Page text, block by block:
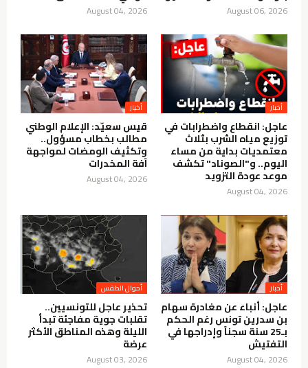
August 06, 2026
August 04, 2026
أخبار
عاجل: انقطاع واضطرابات في
توزيع مياه الشرب بثلاث
معتمديات بداية من مساء
اليوم.. و"الصوناد" تكشف
موعد عودة التزويد
August 04, 2026
أخيار
قيس سعيّد: الإعلام الوطني
مطالب بخطاب مسؤول..
وتكثيف الومضات لمواجهة
آفة المخدرات
August 04, 2026
أخبار
عاجل: أنباء عن مغادرة سهام
بن سدرين تونس رغم الحكم
بـ25 سنة سجناً وإدراجها في
التفتيش
August 04, 2026
أحوال الطقس
تحذير عاجل للتونسيين..
تقلبات جوية مفاجئة تبدأ
الليلة وهذه المناطق الأكثر
عرضة
August 03, 2026